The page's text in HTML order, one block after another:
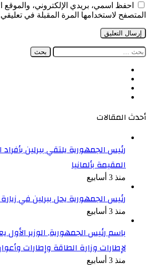
احفظ اسمي، بريدي الإلكتروني، والموقع
المتصفح لاستخدامها المرة المقبلة في
البحث
أحدث المقالات
رئيس الجمهورية يلتقي ببرلين بأفراد
المقيمة بألمانيا
منذ 3 أسابيع
رئيس الجمهورية يحل ببرلين في
منذ 3 أسابيع
باسم رئيس الجمهورية, الوزير الأول
لإطارات وزارة الطاقة وإطارات
منذ 3 أسابيع